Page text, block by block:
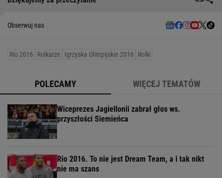
Obserwuj nas
Rio 2016 Rolkarze Igrzyska Olimpijskie 2016 Rolki
POLECAMY WIĘCEJ TEMATÓW
Wiceprezes Jagiellonii zabrał głos ws.
przyszłości Siemieńca
Rio 2016. To nie jest Dream Team, a i tak nikt
nie ma szans